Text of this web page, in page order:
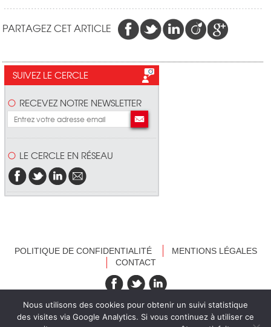
PARTAGEZ CET ARTICLE
SUIVEZ LE CERCLE
RECEVEZ NOTRE NEWSLETTER
LE CERCLE EN RÉSEAU
POLITIQUE DE CONFIDENTIALITÉ
MENTIONS LÉGALES
CONTACT
recevez nos newsletters
Nous utilisons des cookies pour obtenir un suivi statistique
des visites via Google Analytics. Si vous continuez à utiliser ce